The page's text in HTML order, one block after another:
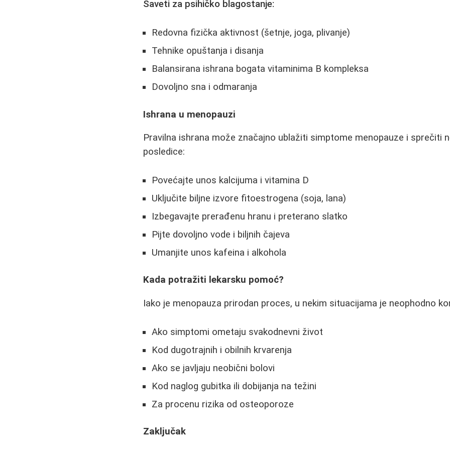
Saveti za psihičko blagostanje:
Redovna fizička aktivnost (šetnje, joga, plivanje)
Tehnike opuštanja i disanja
Balansirana ishrana bogata vitaminima B kompleksa
Dovoljno sna i odmaranja
Ishrana u menopauzi
Pravilna ishrana može značajno ublažiti simptome menopauze i sprečiti
posledice:
Povećajte unos kalcijuma i vitamina D
Uključite biljne izvore fitoestrogena (soja, lana)
Izbegavajte prerađenu hranu i preterano slatko
Pijte dovoljno vode i biljnih čajeva
Umanjite unos kafeina i alkohola
Kada potražiti lekarsku pomoć?
Iako je menopauza prirodan proces, u nekim situacijama je neophodno
Ako simptomi ometaju svakodnevni život
Kod dugotrajnih i obilnih krvarenja
Ako se javljaju neobični bolovi
Kod naglog gubitka ili dobijanja na težini
Za procenu rizika od osteoporoze
Zaključak